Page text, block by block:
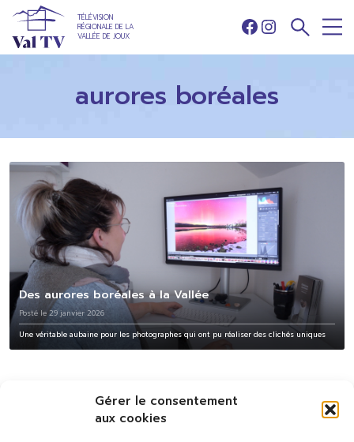
Gérer le consentement
aux cookies
TÉLÉVISION
RÉGIONALE DE LA
VALLÉE DE JOUX
Facebook
Instagram
aurores boréales
Des aurores boréales à la Vallée
Posté le 29 janvier 2026
Une véritable aubaine pour les photographes qui ont pu réaliser des clichés uniques